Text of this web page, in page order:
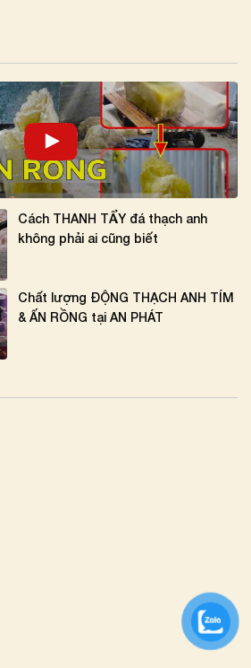
Cách THANH TẨY đá thạch anh
không phải ai cũng biết
Chất lượng ĐỘNG THẠCH ANH TÍM
& ẤN RỒNG tại AN PHÁT